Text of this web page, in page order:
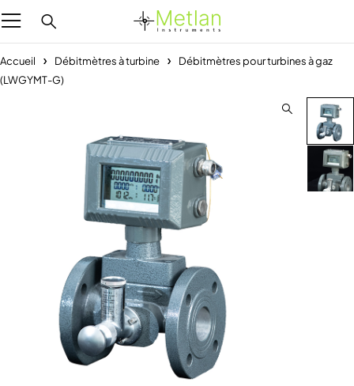
Accueil Débitmètres à turbine
Débitmètres pour turbines à gaz
(LWGYMT-G)